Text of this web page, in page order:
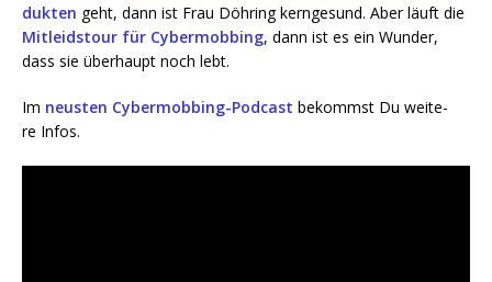
duk­ten geht, dann ist Frau Döh­ring kern­ge­sund. Aber läuft die
Mit­leids­tour für Cyber­mob­bing, dann ist es ein Wun­der,
dass sie über­haupt noch lebt.
Im neus­ten Cyber­mob­bing-Pod­cast bekommst Du wei­te­
re Infos.